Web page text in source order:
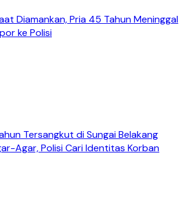
Diamankan, Pria 45 Tahun Meninggal
ke Polisi
Tersangkut di Sungai Belakang
Agar, Polisi Cari Identitas Korban